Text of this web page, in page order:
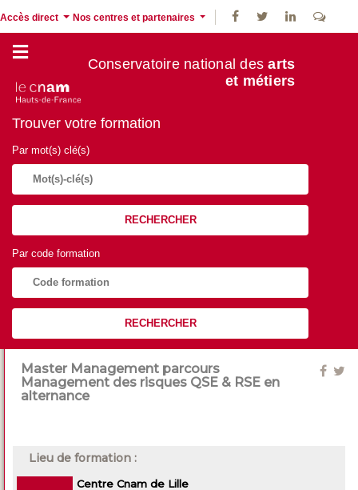
Accès direct Nos centres et partenaires
Conservatoire national desarts
et métiers
Trouver votre formation
Par mot(s) clé(s)
RECHERCHER
Par code formation
RECHERCHER
Master Management parcours
Management des risques QSE & RSE en
alternance
Lieu de formation :
Centre Cnam de Lille